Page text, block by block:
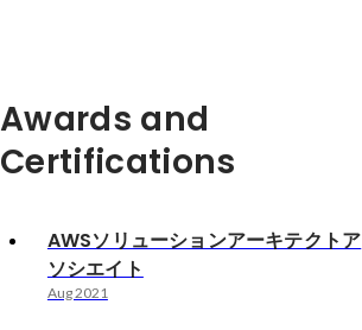
Awards and
Certifications
AWSソリューションアーキテクトア
ソシエイト
Aug 2021